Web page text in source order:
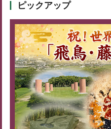
ピックアップ